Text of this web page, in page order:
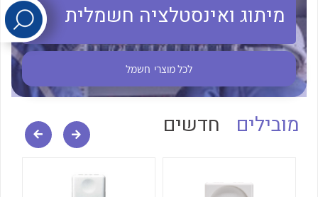
לכל מוצרי היצרן לכל מוצרי היצרן
מיתוג ואינסטלציה חשמלית
לכל מוצרי חשמל
מובילים חדשים